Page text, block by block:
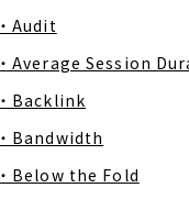
・Audit
・Average Session
・Backlink
・Bandwidth
・Below the Fold